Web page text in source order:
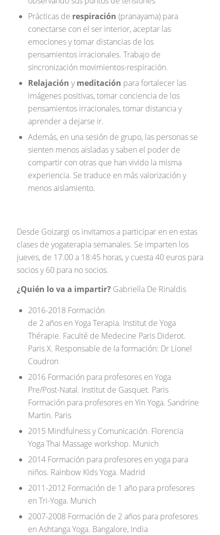
Prácticas de respiración (pranayama) para
conectarse con el ser interior, aceptar las
emociones y tomar distancias de los
pensamientos irracionales. Trabajo de
sincronización movimientos-respiración.
Relajación y meditación para fortalecer las
imágenes positivas, tomar conciencia de los
pensamientos irracionales, tomar distancia y
aprender a dejarse ir.
Además, en una sesión de grupo, las personas se
sienten menos aisladas y saben el poder de
compartir con otras que han vivido la misma
experiencia. Se traduce en más valorización y
menos aislamiento.
Desde Goizargi os invitamos a participar en en estas
clases de yogaterapia semanales. Se imparten los
jueves, de 17.00 a 18:45 horas, y cuesta 40 euros para
socios y 60 para no socios.
¿Quién lo va a impartir? Gabriella De Rinaldis
2016-2018 Formación
de 2 años en Yoga Terapia. Institut de Yoga
Thérapie. Faculté de Medecine Paris Diderot.
Paris X. Responsable de la formación: Dr Lionel
Coudron
2016 Formación para profesores en Yoga
Pre/Post-Natal. Institut de Gasquet. Paris
Formación para profesores en Yin Yoga. Sandrine
Martin. Paris
2015 Mindfulness y Comunicación. Florencia
Yoga Thai Massage workshop. Munich
2014 Formación para profesores en yoga para
niños. Rainbow Kids Yoga. Madrid
2011-2012 Formación de 1 año para profesores
en Tri-Yoga. Munich
2007-2008 Formación de 2 años para profesores
en Ashtanga Yoga. Bangalore, India